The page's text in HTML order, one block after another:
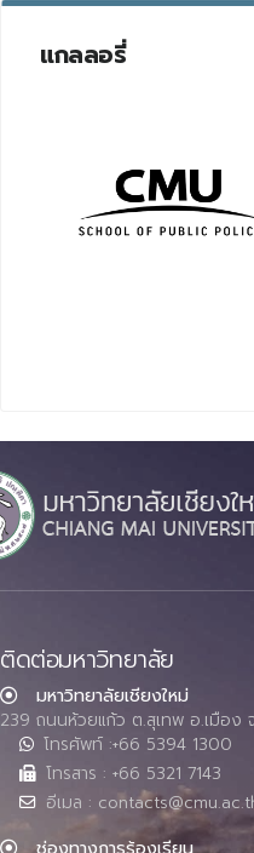
แกลลอรี่
ติดต่อมหาวิทยาลัย
มหาวิทยาลัยเชียงใหม่
239 ถนนห้วยแก้ว ต.สุเทพ อ.เมือง
โทรศัพท์ :+66 5394 1300
โทรสาร : +66 5321 7143
อีเมล :